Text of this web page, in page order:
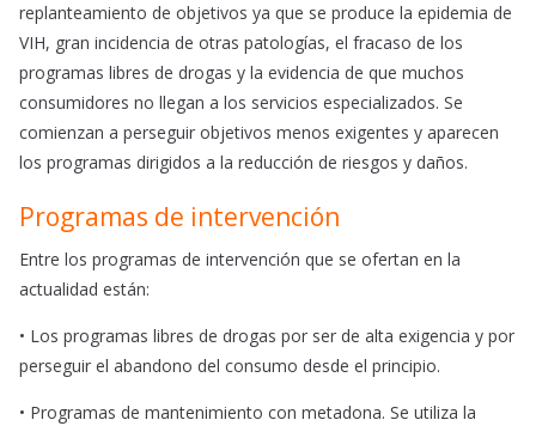
replanteamiento de objetivos ya que se produce la epidemia de
VIH, gran incidencia de otras patologías, el fracaso de los
programas libres de drogas y la evidencia de que muchos
consumidores no llegan a los servicios especializados. Se
comienzan a perseguir objetivos menos exigentes y aparecen
los programas dirigidos a la reducción de riesgos y daños.
Programas de intervención
Entre los programas de intervención que se ofertan en la
actualidad están:
• Los programas libres de drogas por ser de alta exigencia y por
perseguir el abandono del consumo desde el principio.
• Programas de mantenimiento con metadona. Se utiliza la